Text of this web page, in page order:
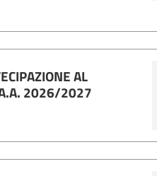
AL
A.A. 2026/2027